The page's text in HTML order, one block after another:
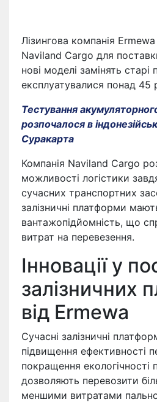
Лізингова компанія
Naviland Cargo для
нові моделі замінять старі
експлуатувалися понад 45
Тестування
розпочалося в
Суракарта
Компанія Naviland Cargo
можливості логістики
сучасних транспортних
залізничні платформи
вантажопідйомність, що
витрат на перевезення.
Інновації у
залізничних
від Ermewa
Сучасні залізничні
підвищення ефективності
покращення екологічності
дозволяють перевозити
меншими витратами